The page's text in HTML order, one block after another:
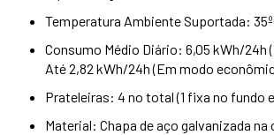
Temperatura Ambiente Suportada:
Consumo Médio Diário: 6,05 kWh/24h
Até 2,82 kWh/24h (Em modo
Prateleiras: 4 no total (1 fixa no fundo
Material: Chapa de aço galvanizada na